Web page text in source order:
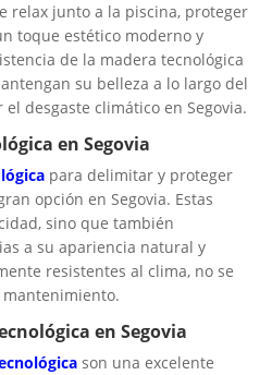
relax junto a la piscina, proteger
toque estético moderno y
de la madera tecnológica
su belleza a lo largo del
desgaste climático en Segovia.
en Segovia
para delimitar y proteger
opción en Segovia. Estas
sino que también
a su apariencia natural y
resistentes al clima, no se
en Segovia
son una excelente